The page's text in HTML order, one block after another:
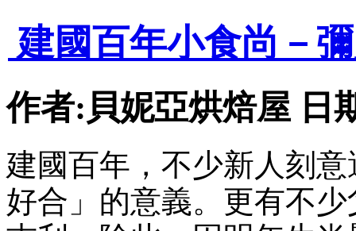
建國百年小食尚－
作者:貝妮亞烘焙屋 日
建國百年，不少新人刻
好合」的意義。更有不